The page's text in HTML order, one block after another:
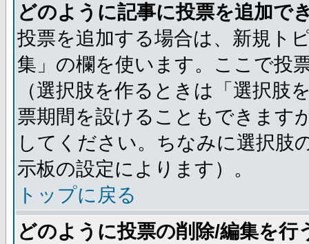
どのように記事に投票を追加で
投票を追加する場合は、新規ト
集」の欄を使います。ここで投
（選択肢を作るときは「選択
票期間を設けることもできます
してください。ちなみに選択肢
示板の設定によります）。
トップに戻る
どのように投票の削除/編集を